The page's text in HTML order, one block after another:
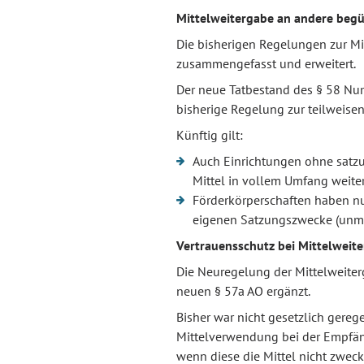
Mittelweitergabe an andere
Die bisherigen Regelungen zur
zusammengefasst und erweitert.
Der neue Tatbestand des § 58
bisherige Regelung zur
Künftig gilt:
Auch Einrichtungen ohne
Mittel in vollem Umfang
Förderkörperschaften haben
eigenen Satzungszwecke
Vertrauensschutz bei
Die Neuregelung der
neuen § 57a AO ergänzt.
Bisher war nicht gesetzlich
Mittelverwendung bei der
wenn diese die Mittel nicht